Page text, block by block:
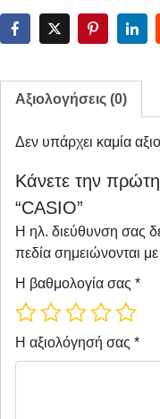
Αξιολογήσεις (0)
Δεν υπάρχει καμία
Κάνετε την
“CASIO”
Η ηλ. διεύθυνση σας
πεδία σημειώνονται με
Η βαθμολογία σας *
Η αξιολόγησή σας *